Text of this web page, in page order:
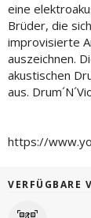
eine
Brüder, die
improvisierte
auszeichnen.
akustischen
aus.
https://
VERFÜGBARE